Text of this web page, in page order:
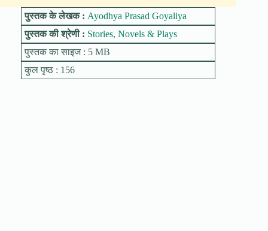
पुस्तक के लेखक : Ayodhya Prasad Goyaliya
पुस्तक की श्रेणी : Stories, Novels & Plays
पुस्तक का साइज : 5 MB
कुल पृष्ठ : 156